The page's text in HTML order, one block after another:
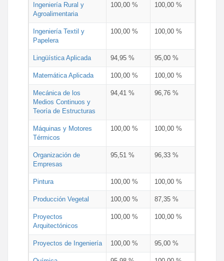
Ingeniería Rural y
Agroalimentaria
100,00 % 100,00 %
Ingeniería Textil y
Papelera
100,00 % 100,00 %
Lingüística Aplicada 94,95 % 95,00 %
Matemática Aplicada 100,00 % 100,00 %
Mecánica de los
Medios Continuos y
Teoría de Estructuras
94,41 % 96,76 %
Máquinas y Motores
Térmicos
100,00 % 100,00 %
Organización de
Empresas
95,51 % 96,33 %
Pintura 100,00 % 100,00 %
Producción Vegetal 100,00 % 87,35 %
Proyectos
Arquitectónicos
100,00 % 100,00 %
Proyectos de Ingeniería 100,00 % 95,00 %